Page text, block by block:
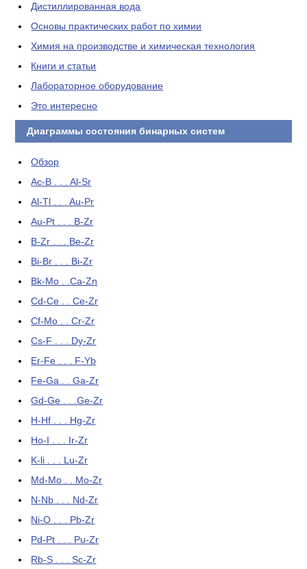
Дистиллированная вода
Основы практических работ по химии
Химия на производстве и химическая технология
Книги и статьи
Лабораторное оборудование
Это интересно
Диаграммы состояния бинарных систем
Обзор
Ac-B . . . Al-Sr
Al-Tl . . . Au-Pr
Au-Pt . . . B-Zr
B-Zr . . . Be-Zr
Bi-Br . . . Bi-Zr
Bk-Mo . .Ca-Zn
Cd-Ce . . Ce-Zr
Cf-Mo . . Cr-Zr
Cs-F . . . Dy-Zr
Er-Fe . . . F-Yb
Fe-Ga . . Ga-Zr
Gd-Ge . . .Ge-Zr
H-Hf . . . Hg-Zr
Ho-I . . . Ir-Zr
K-li . . . Lu-Zr
Md-Mo . . Mo-Zr
N-Nb . . . Nd-Zr
Ni-O . . . Pb-Zr
Pd-Pt . . . Pu-Zr
Rb-S . . . Sc-Zr